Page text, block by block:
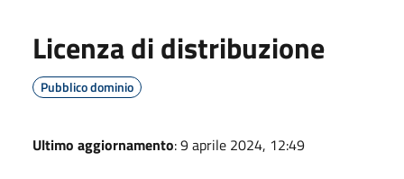
Licenza di distribuzione
Pubblico dominio
Ultimo aggiornamento: 9 aprile 2024, 12:49